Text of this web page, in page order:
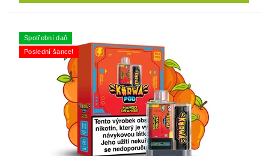
Spotřební daň
Poslední šance!